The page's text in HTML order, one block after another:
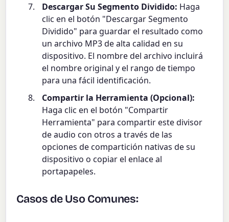
Descargar Su Segmento Dividido: Haga
clic en el botón "Descargar Segmento
Dividido" para guardar el resultado como
un archivo MP3 de alta calidad en su
dispositivo. El nombre del archivo incluirá
el nombre original y el rango de tiempo
para una fácil identificación.
Compartir la Herramienta (Opcional):
Haga clic en el botón "Compartir
Herramienta" para compartir este divisor
de audio con otros a través de las
opciones de compartición nativas de su
dispositivo o copiar el enlace al
portapapeles.
Casos de Uso Comunes: